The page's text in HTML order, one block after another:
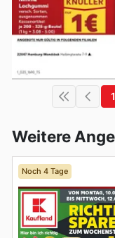
1
Weitere
Noch 4 Tage